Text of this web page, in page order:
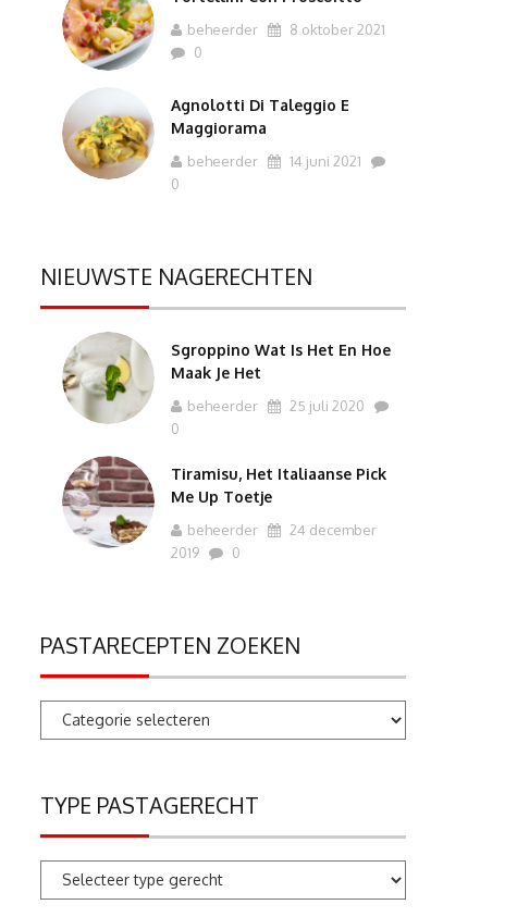
beheerder
8 oktober 2021
0
Agnolotti Di Taleggio E
Maggiorama
beheerder
14 juni 2021
0
NIEUWSTE NAGERECHTEN
Sgroppino Wat Is Het En Hoe
Maak Je Het
beheerder
25 juli 2020
0
Tiramisu, Het Italiaanse Pick
Me Up Toetje
beheerder
24 december
2019
0
PASTARECEPTEN ZOEKEN
Pastarecepten
TYPE PASTAGERECHT